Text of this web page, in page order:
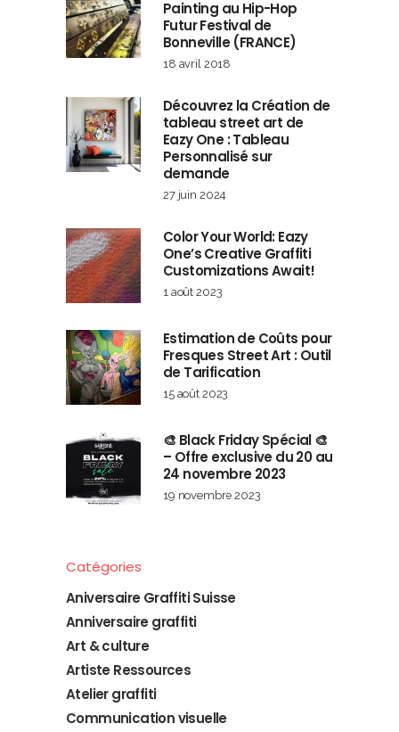
Painting au Hip-Hop
Futur Festival de
Bonneville (FRANCE)
18 avril 2018
Découvrez la Création de
tableau street art de
Eazy One : Tableau
Personnalisé sur
demande
27 juin 2024
Color Your World: Eazy
One’s Creative Graffiti
Customizations Await!
1 août 2023
Estimation de Coûts pour
Fresques Street Art : Outil
de Tarification
15 août 2023
🎨 Black Friday Spécial 🎨
– Offre exclusive du 20 au
24 novembre 2023
19 novembre 2023
Catégories
Aniversaire Graffiti Suisse
Anniversaire graffiti
Art & culture
Artiste Ressources
Atelier graffiti
Communication visuelle